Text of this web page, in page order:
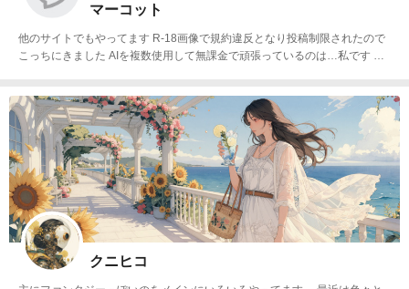
マーコット
他のサイトでもやってます R-18画像で規約違反となり投稿制限されたので
こっちにきました AIを複数使用して無課金で頑張っているのは…私です よ
クニヒコ